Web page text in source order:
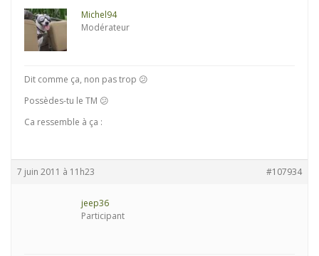
Michel94
Modérateur
Dit comme ça, non pas trop 😕
Possèdes-tu le TM 😕
Ca ressemble à ça :
7 juin 2011 à 11h23 #107934
jeep36
Participant